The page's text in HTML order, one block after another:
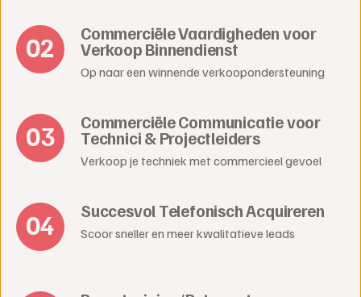
Commerciële Vaardigheden voor
Verkoop Binnendienst
Op naar een winnende verkoopondersteuning
Commerciële Communicatie voor
Technici & Projectleiders
Verkoop je techniek met commercieel gevoel
Succesvol Telefonisch Acquireren
Scoor sneller en meer kwalitatieve leads